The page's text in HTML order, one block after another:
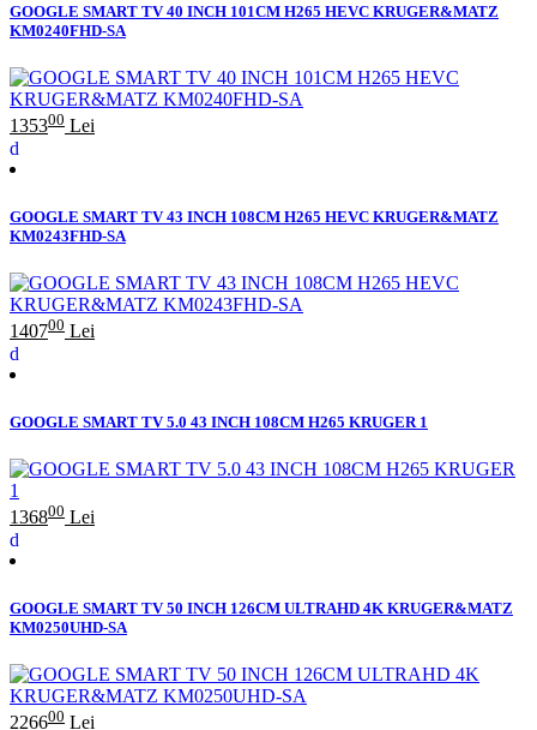
GOOGLE SMART TV 40 INCH 101CM H265 HEVC KRUGER&MATZ
KM0240FHD-SA
135300 Lei
GOOGLE SMART TV 43 INCH 108CM H265 HEVC KRUGER&MATZ
KM0243FHD-SA
140700 Lei
GOOGLE SMART TV 5.0 43 INCH 108CM H265 KRUGER 1
136800 Lei
GOOGLE SMART TV 50 INCH 126CM ULTRAHD 4K KRUGER&MATZ
KM0250UHD-SA
226600 Lei